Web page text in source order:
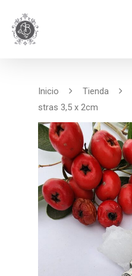
Inicio Tienda
stras 3,5 x 2cm